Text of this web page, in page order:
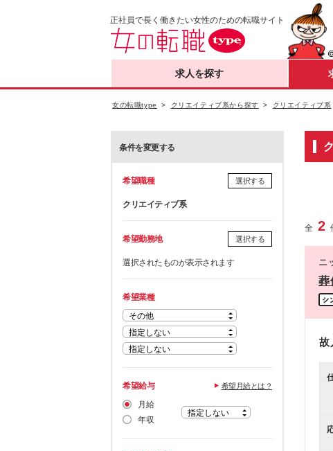
正社員で長く働きたい女性のための転職サイト
求人を探す
女の転職type クリエイティブ系から探す クリエイティブ系
条件を変更する
希望職種 選択する
クリエイティブ系
希望勤務地 選択する
選択されたものが表示されます
希望業種
希望給与 希望月給とは？
月給
年収
全2
ニ
葬
故